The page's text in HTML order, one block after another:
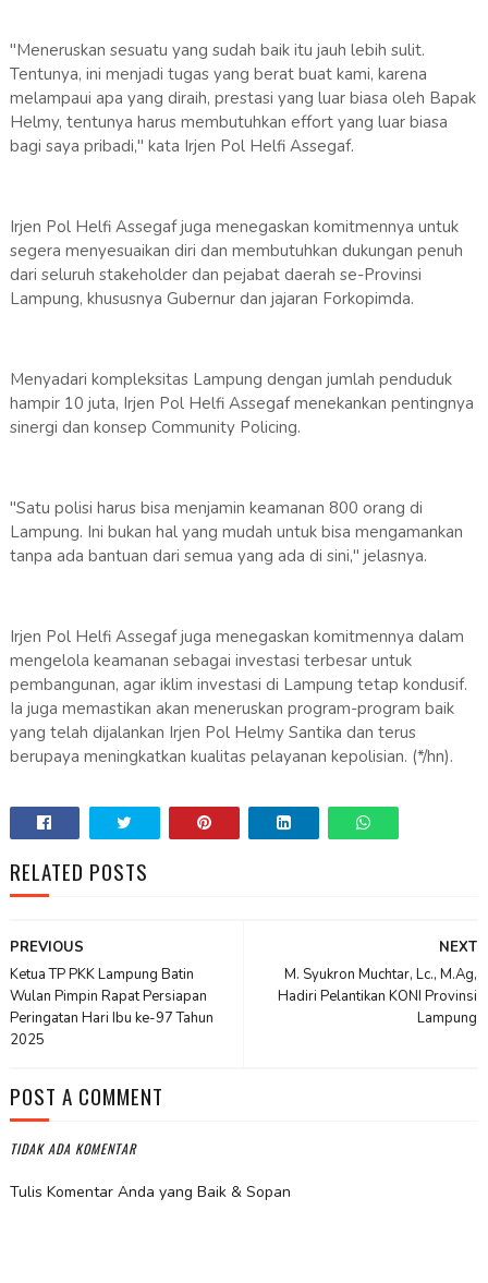
​"Meneruskan sesuatu yang sudah baik itu jauh lebih sulit.
Tentunya, ini menjadi tugas yang berat buat kami, karena
melampaui apa yang diraih, prestasi yang luar biasa oleh Bapak
Helmy, tentunya harus membutuhkan effort yang luar biasa
bagi saya pribadi," kata Irjen Pol Helfi Assegaf.
​Irjen Pol Helfi Assegaf juga menegaskan komitmennya untuk
segera menyesuaikan diri dan membutuhkan dukungan penuh
dari seluruh stakeholder dan pejabat daerah se-Provinsi
Lampung, khususnya Gubernur dan jajaran Forkopimda.
​Menyadari kompleksitas Lampung dengan jumlah penduduk
hampir 10 juta, Irjen Pol Helfi Assegaf menekankan pentingnya
sinergi dan konsep Community Policing.
"Satu polisi harus bisa menjamin keamanan 800 orang di
Lampung. Ini bukan hal yang mudah untuk bisa mengamankan
tanpa ada bantuan dari semua yang ada di sini," jelasnya.
​Irjen Pol Helfi Assegaf juga menegaskan komitmennya dalam
mengelola keamanan sebagai investasi terbesar untuk
pembangunan, agar iklim investasi di Lampung tetap kondusif.
Ia juga memastikan akan meneruskan program-program baik
yang telah dijalankan Irjen Pol Helmy Santika dan terus
berupaya meningkatkan kualitas pelayanan kepolisian. (*/hn).
RELATED POSTS
NEXT
M. Syukron Muchtar, Lc., M.Ag,
Hadiri Pelantikan KONI Provinsi
Lampung
PREVIOUS
Ketua TP PKK Lampung Batin
Wulan Pimpin Rapat Persiapan
Peringatan Hari Ibu ke-97 Tahun
2025
POST A COMMENT
TIDAK ADA KOMENTAR
Tulis Komentar Anda yang Baik & Sopan